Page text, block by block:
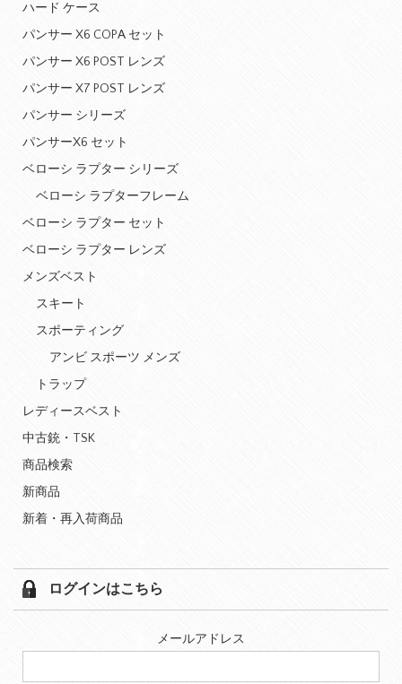
ハード ケース
パンサー X6 COPA セット
パンサー X6 POST レンズ
パンサー X7 POST レンズ
パンサー シリーズ
パンサーX6 セット
ベローシ ラプター シリーズ
ベローシ ラプターフレーム
ベローシ ラプター セット
ベローシ ラプター レンズ
メンズベスト
スキート
スポーティング
アンビ スポーツ メンズ
トラップ
レディースベスト
中古銃・TSK
商品検索
新商品
新着・再入荷商品
ログインはこちら
メールアドレス